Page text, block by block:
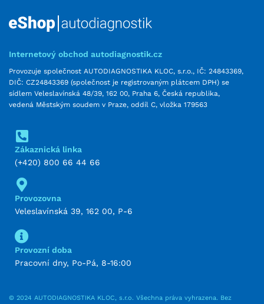
Internetový obchod autodiagnostik.cz
Provozuje společnost AUTODIAGNOSTIKA KLOC, s.r.o., IČ: 24843369,
DIČ: CZ24843369 (společnost je registrovaným plátcem DPH) se
sídlem Veleslavínská 48/39, 162 00, Praha 6, Česká republika,
vedená Městským soudem v Praze, oddíl C, vložka 179563
Zákaznická linka
(+420) 800 66 44 66
Provozovna
Veleslavínská 39, 162 00, P-6
Provozní doba
Pracovní dny, Po-Pá, 8-16:00
© 2024 AUTODIAGNOSTIKA KLOC, s.r.o. Všechna práva vyhrazena. Bez